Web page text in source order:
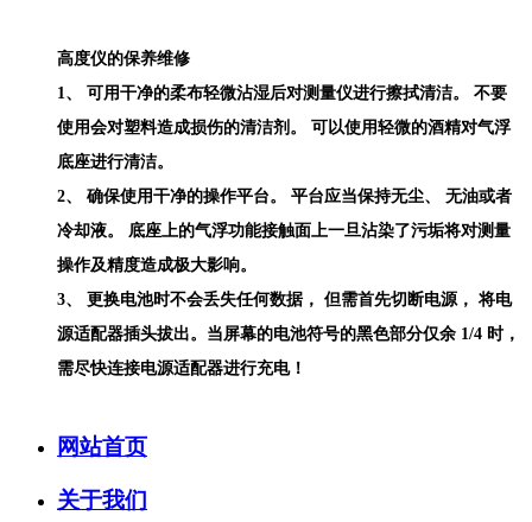
高度仪的保养维修
1、 可用干净的柔布轻微沾湿后对测量仪进行擦拭清洁。 不要
使用会对塑料造成损伤的清洁剂。 可以使用轻微的酒精对气浮
底座进行清洁。
2、 确保使用干净的操作平台。 平台应当保持无尘、 无油或者
冷却液。 底座上的气浮功能接触面上一旦沾染了污垢将对测量
操作及精度造成极大影响。
3、 更换电池时不会丢失任何数据， 但需首先切断电源， 将电
源适配器插头拔出。当屏幕的电池符号的黑色部分仅余 1/4 时，
需尽快连接电源适配器进行充电！
网站首页
关于我们